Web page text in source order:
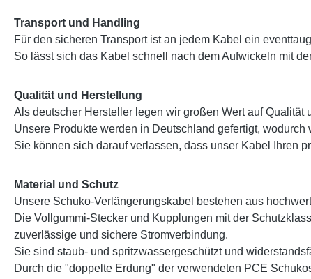
Transport und Handling
Für den sicheren Transport ist an jedem Kabel ein
So lässt sich das Kabel schnell nach dem Aufwickeln mit
Qualität und Herstellung
Als deutscher Hersteller legen wir großen Wert auf Qualität
Unsere Produkte werden in Deutschland gefertigt,
Sie können sich darauf verlassen, dass unser Kabel Ihren
Material und Schutz
Unsere Schuko-Verlängerungskabel bestehen aus
Die Vollgummi-Stecker und Kupplungen mit der
zuverlässige und sichere Stromverbindung.
Sie sind staub- und spritzwassergeschützt und
Durch die "doppelte Erdung" der verwendeten PCE